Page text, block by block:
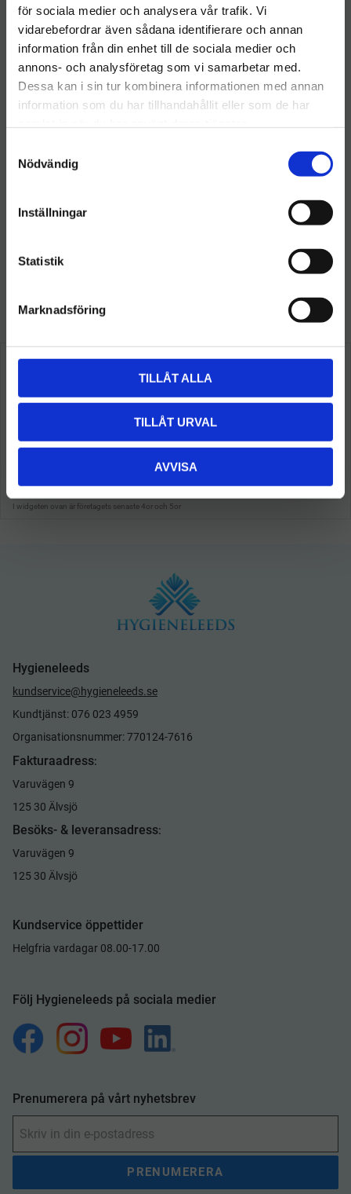
för sociala medier och analysera vår trafik. Vi
vidarebefordrar även sådana identifierare och annan
information från din enhet till de sociala medier och
annons- och analysföretag som vi samarbetar med.
Dessa kan i sin tur kombinera informationen med annan
information som du har tillhandahållit eller som de har
Nödvändig
Inställningar
Statistik
Marknadsföring
TILLÅT ALLA
TILLÅT URVAL
AVVISA
Ettore Pro+ Super
System Pälshållare
​Tvättpälshållare Ettore
224
Så här tycker våra kunder
Hygieneleeds
kundservice@hygieneleeds.se
Kundtjänst: 076 023 4959
Organisationsnummer: 770124-7616
Fakturaadress:
Varuvägen 9
125 30 Älvsjö
Besöks- & leveransadress:
Varuvägen 9
125 30 Älvsjö
Kundservice öppettider
Helgfria vardagar 08.00-17.00
Följ Hygieneleeds på sociala medier
Prenumerera på vårt nyhetsbrev
PRENUMERERA
Välkommen till hygieneleeds.se
Vill du handla som företag eller privatperson?
FÖRETAG
Priser visas inkl. moms